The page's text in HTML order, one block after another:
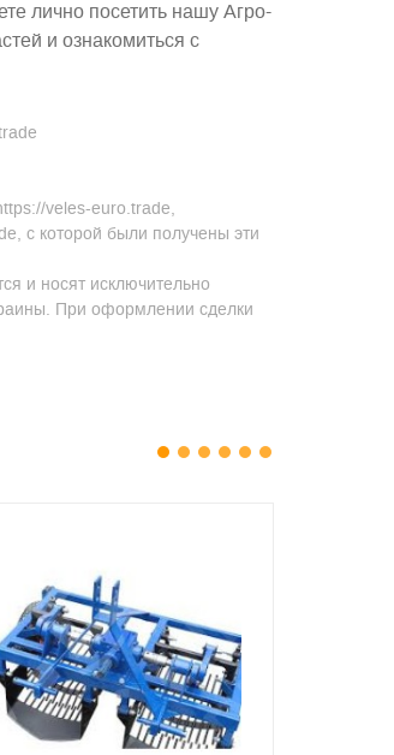
лично посетить нашу Агро-
и ознакомиться с
veles-euro.trade,
с которой были получены эти
и носят исключительно
При оформлении сделки
1 2 3 4 5 6